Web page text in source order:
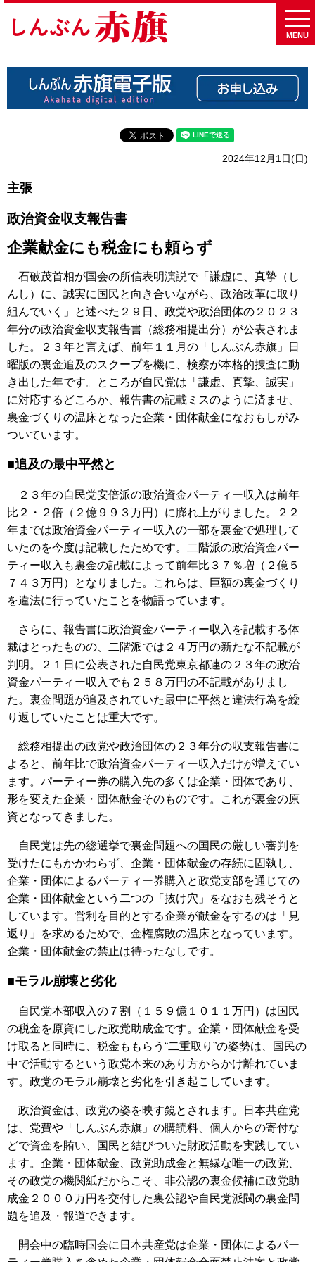
MENU
2024年12月1日(日)
主張
政治資金収支報告書
企業献金にも税金にも頼らず
石破茂首相が国会の所信表明演説で「謙虚に、真摯（し
んし）に、誠実に国民と向き合いながら、政治改革に取り
組んでいく」と述べた２９日、政党や政治団体の２０２３
年分の政治資金収支報告書（総務相提出分）が公表されま
した。２３年と言えば、前年１１月の「しんぶん赤旗」日
曜版の裏金追及のスクープを機に、検察が本格的捜査に動
き出した年です。ところが自民党は「謙虚、真摯、誠実」
に対応するどころか、報告書の記載ミスのように済ませ、
裏金づくりの温床となった企業・団体献金になおもしがみ
ついています。
■追及の最中平然と
２３年の自民党安倍派の政治資金パーティー収入は前年
比２・２倍（２億９９３万円）に膨れ上がりました。２２
年までは政治資金パーティー収入の一部を裏金で処理して
いたのを今度は記載したためです。二階派の政治資金パー
ティー収入も裏金の記載によって前年比３７％増（２億５
７４３万円）となりました。これらは、巨額の裏金づくり
を違法に行っていたことを物語っています。
さらに、報告書に政治資金パーティー収入を記載する体
裁はとったものの、二階派では２４万円の新たな不記載が
判明。２１日に公表された自民党東京都連の２３年の政治
資金パーティー収入でも２５８万円の不記載がありまし
た。裏金問題が追及されていた最中に平然と違法行為を繰
り返していたことは重大です。
総務相提出の政党や政治団体の２３年分の収支報告書に
よると、前年比で政治資金パーティー収入だけが増えてい
ます。パーティー券の購入先の多くは企業・団体であり、
形を変えた企業・団体献金そのものです。これが裏金の原
資となってきました。
自民党は先の総選挙で裏金問題への国民の厳しい審判を
受けたにもかかわらず、企業・団体献金の存続に固執し、
企業・団体によるパーティー券購入と政党支部を通じての
企業・団体献金という二つの「抜け穴」をなおも残そうと
しています。営利を目的とする企業が献金をするのは「見
返り」を求めるためで、金権腐敗の温床となっています。
企業・団体献金の禁止は待ったなしです。
■モラル崩壊と劣化
自民党本部収入の７割（１５９億１０１１万円）は国民
の税金を原資にした政党助成金です。企業・団体献金を受
け取ると同時に、税金ももらう“二重取り”の姿勢は、国民の
中で活動するという政党本来のあり方からかけ離れていま
す。政党のモラル崩壊と劣化を引き起こしています。
政治資金は、政党の姿を映す鏡とされます。日本共産党
は、党費や「しんぶん赤旗」の購読料、個人からの寄付な
どで資金を賄い、国民と結びついた財政活動を実践してい
ます。企業・団体献金、政党助成金と無縁な唯一の政党、
その政党の機関紙だからこそ、非公認の裏金候補に政党助
成金２０００万円を交付した裏公認や自民党派閥の裏金問
題を追及・報道できます。
開会中の臨時国会に日本共産党は企業・団体によるパー